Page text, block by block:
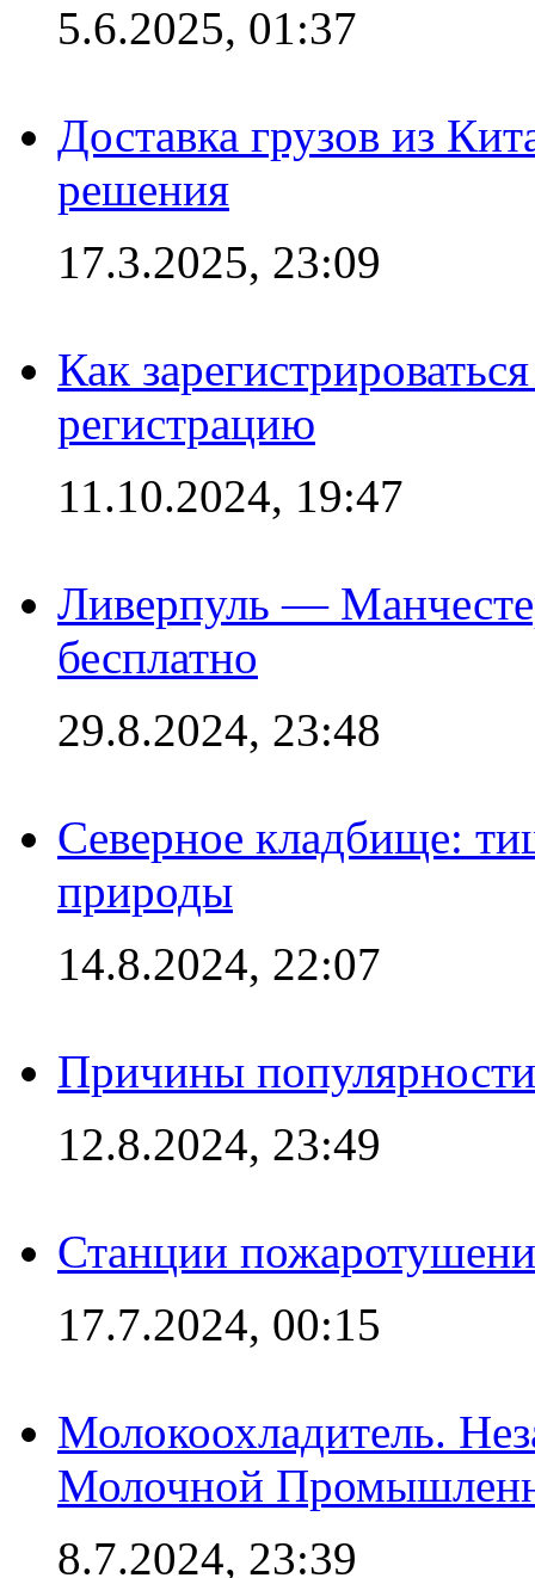
5.6.2025, 01:37
Доставка грузов из
решения
17.3.2025, 23:09
Как
регистрацию
11.10.2024, 19:47
Ливерпуль —
бесплатно
29.8.2024, 23:48
Северное кладбище:
природы
14.8.2024, 22:07
Причины
12.8.2024, 23:49
Станции
17.7.2024, 00:15
Молокоохладитель.
Молочной
8.7.2024, 23:39